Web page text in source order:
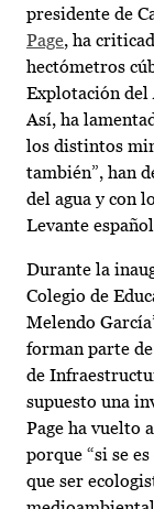
presidente de
Page, ha
hectómetros
Explotación del
Así, ha
los distintos
también”, han
del agua y con
Levante
Durante la
Colegio de
Melendo
forman parte
de
supuesto una
Page ha vuelto
porque “si se
que ser